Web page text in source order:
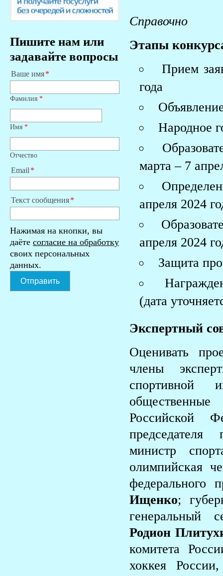
Пишите нам или
задавайте вопросы
Ваше имя
Фамилия *
Имя *
Отчество
Email
Текст сообщения
Нажимая на кнопки, вы
даёте согласие на обработку
своих персональных
данных.
Отправить
Справочно
Этапы
Прием
года
Народное
марта – 7
апреля 2024
апреля 2024
Защита
(дата
Экспертный
Оценивать
члены
спортивной
Российской
председателя
министр
олимпийская
Ищенко;
генеральный
Родион
комитета
хоккея